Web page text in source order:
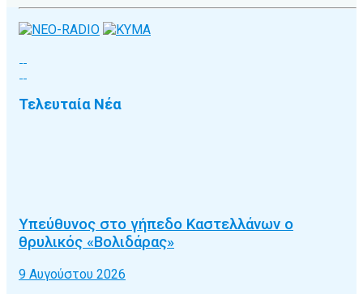
Τελευταία Νέα
Υπεύθυνος στο γήπεδο Καστελλάνων ο
θρυλικός «Βολιδάρας»
9 Αυγούστου 2026